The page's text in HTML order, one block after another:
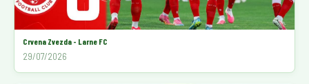
Crvena Zvezda - Larne FC
29/07/2026